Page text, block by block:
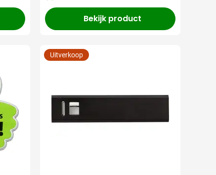
Bekijk product
Uitverkoop